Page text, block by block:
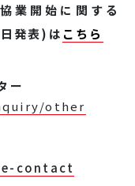
業開始に関する
発表)は こちら
ー
other
contact